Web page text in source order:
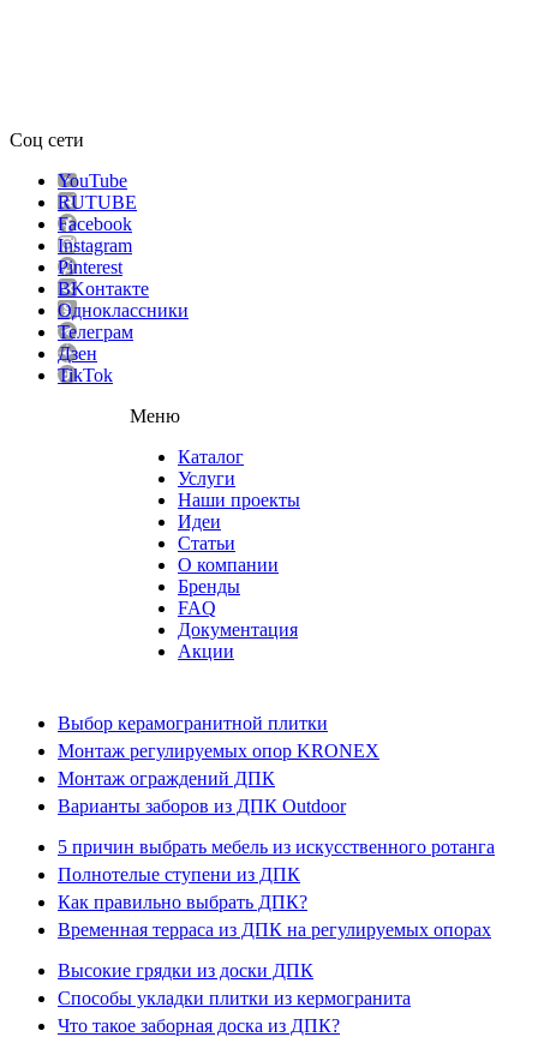
Соц сети
YouTube
RUTUBE
Facebook
Instagram
Pinterest
ВKонтакте
Одноклассники
Телеграм
Дзен
TikTok
Меню
Каталог
Услуги
Наши проекты
Идеи
Статьи
О компании
Бренды
FAQ
Документация
Акции
Выбор керамогранитной плитки
Монтаж регулируемых опор KRONEX
Монтаж ограждений ДПК
Варианты заборов из ДПК Outdoor
5 причин выбрать мебель из искусственного ротанга
Полнотелые ступени из ДПК
Как правильно выбрать ДПК?
Временная терраса из ДПК на регулируемых опорах
Высокие грядки из доски ДПК
Способы укладки плитки из кермогранита
Что такое заборная доска из ДПК?